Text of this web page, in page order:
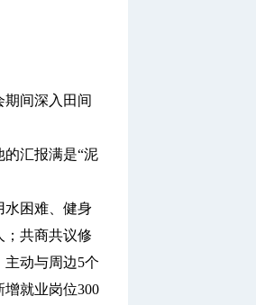
间深入田间
汇报满是“泥
困难、健身
；共商共议修
动与周边5个
就业岗位300